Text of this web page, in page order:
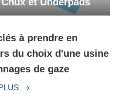
à prendre en
du choix d'une usine
de gaze